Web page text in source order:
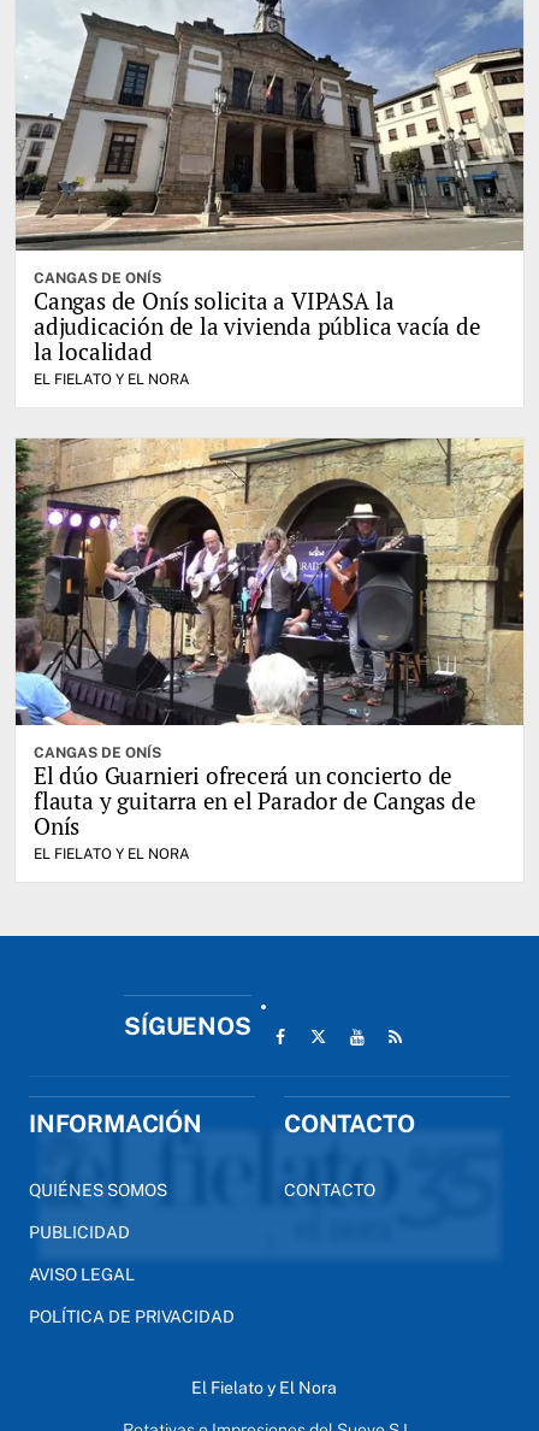
CANGAS DE ONÍS
Cangas de Onís solicita a VIPASA la
adjudicación de la vivienda pública vacía de
la localidad
EL FIELATO Y EL NORA
CANGAS DE ONÍS
El dúo Guarnieri ofrecerá un concierto de
flauta y guitarra en el Parador de Cangas de
Onís
EL FIELATO Y EL NORA
SÍGUENOS
INFORMACIÓN
QUIÉNES SOMOS
PUBLICIDAD
AVISO LEGAL
POLÍTICA DE PRIVACIDAD
CONTACTO
CONTACTO
El Fielato y El Nora